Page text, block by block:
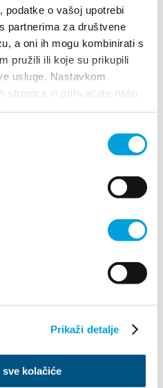
podatke o vašoj upotrebi
partnerima za društvene
a oni ih mogu kombinirati s
pružili ili koje su prikupili
usluge. Nastavkom
stranica vi prihvaćate našu
Prikaži detalje
kolačiće
Frederics
15C, 21217 Kaštel Novi